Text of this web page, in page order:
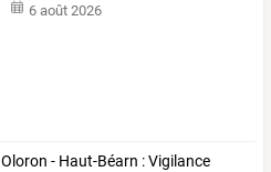
6 août 2026
Oloron - Haut-Béarn : Vigilance